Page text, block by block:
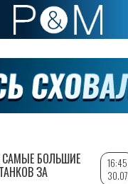
САМЫЕ БОЛЬШИЕ
ЗА
16:45
30.07